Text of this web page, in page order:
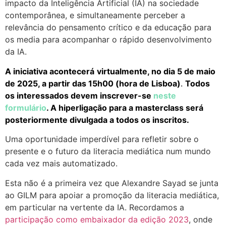
impacto da Inteligência Artificial (IA) na sociedade
contemporânea, e simultaneamente perceber a
relevância do pensamento crítico e da educação para
os media para acompanhar o rápido desenvolvimento
da IA.
A iniciativa acontecerá virtualmente, no dia 5 de maio
de 2025, a partir das 15h00 (hora de Lisboa). Todos
os interessados devem inscrever-se neste
formulário. A hiperligação para a masterclass será
posteriormente divulgada a todos os inscritos.
Uma oportunidade imperdível para refletir sobre o
presente e o futuro da literacia mediática num mundo
cada vez mais automatizado.
Esta não é a primeira vez que Alexandre Sayad se junta
ao GILM para apoiar a promoção da literacia mediática,
em particular na vertente da IA. Recordamos a
participação como embaixador da edição 2023, onde